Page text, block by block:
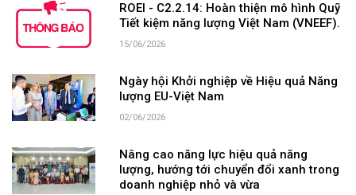
ROEI - C2.2.14: Hoàn thiện mô hình Quỹ
Tiết kiệm năng lượng Việt Nam (VNEEF).
15/06/2026
Ngày hội Khởi nghiệp về Hiệu quả Năng
lượng EU-Việt Nam
02/06/2026
Nâng cao năng lực hiệu quả năng
lượng, hướng tới chuyển đổi xanh trong
doanh nghiệp nhỏ và vừa